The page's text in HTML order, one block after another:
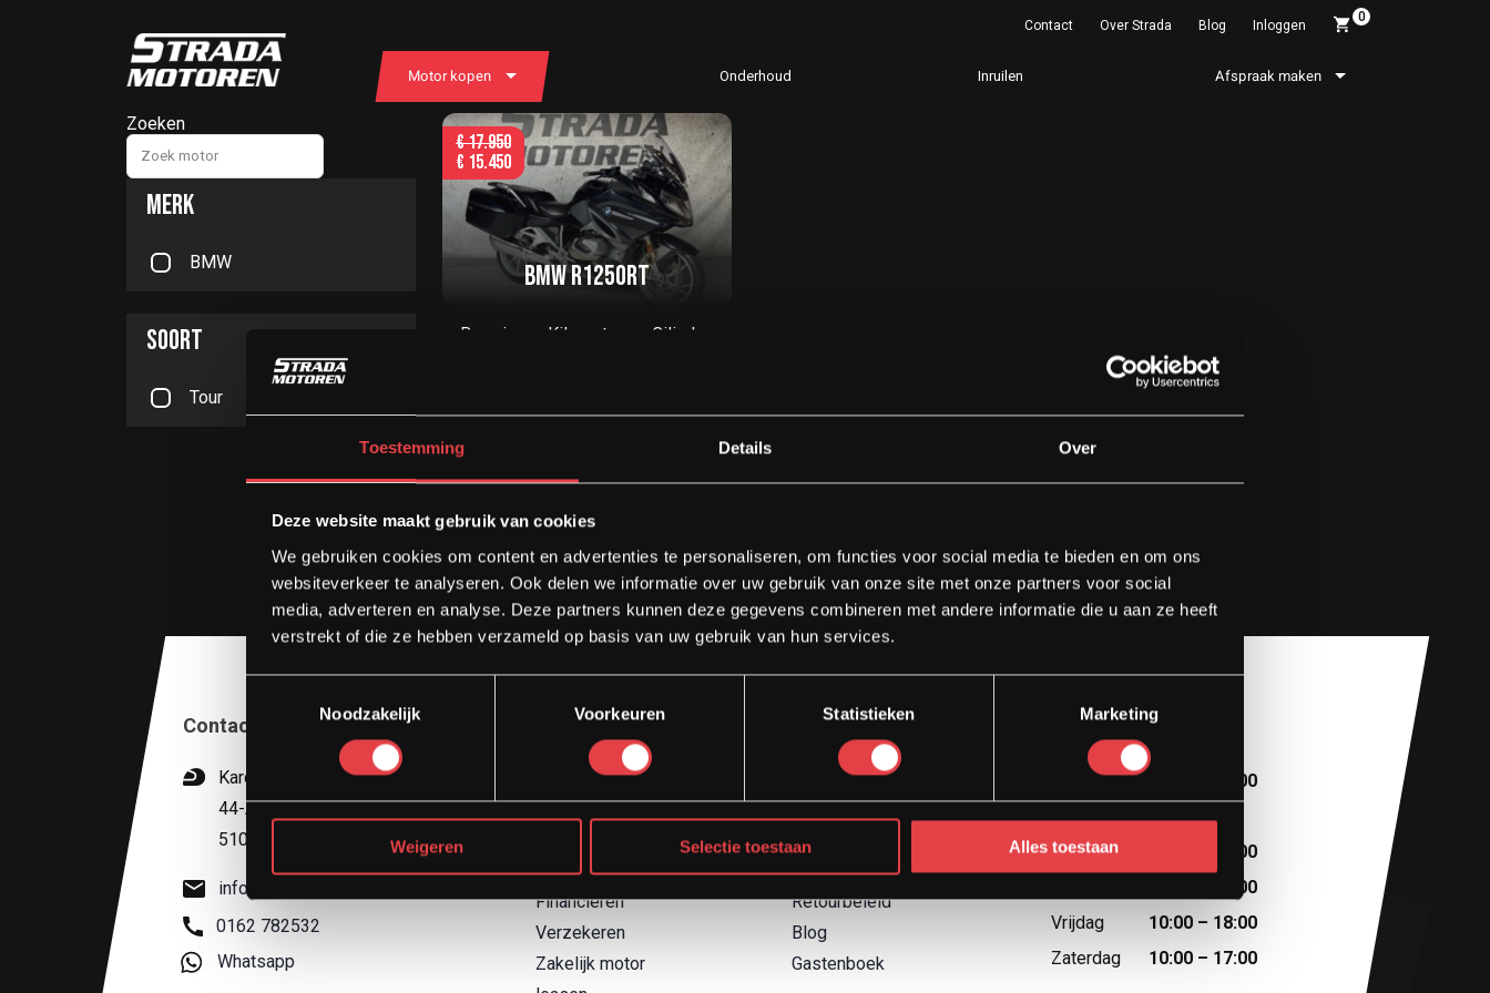
Toestemming Details Over
Deze website maakt gebruik van cookies
We gebruiken cookies om content en advertenties te personaliseren, om functies voor social media te bieden en om ons
websiteverkeer te analyseren. Ook delen we informatie over uw gebruik van onze site met onze partners voor social
media, adverteren en analyse. Deze partners kunnen deze gegevens combineren met andere informatie die u aan ze heeft
verstrekt of die ze hebben verzameld op basis van uw gebruik van hun services.
Noodzakelijk
Voorkeuren Statistieken Marketing
Weigeren Selectie toestaan Alles toestaan
Contact Over Strada Blog Inloggen
0
Motor kopen Onderhoud Inruilen Afspraak maken
Zoeken
MERK
BMW
SOORT
Tour
BMW R1250RT
Bouwjaar
Kilometers
Cilinder
Motor bekijken
€17.950
€ 15.450
Opslaan
Contact
Kardinaal van Rossumstraat
44-A
5104 HN Dongen
info@stradamotoren.nl
0162 782532
Whatsapp
Diensten
Afspraak showroom
Afspraak werkplaats
Motor inruilen
Financieren
Verzekeren
Zakelijk motor
Direct naar
Contact
Boek een proefrit
Over Strada
Garantievoorwaarden
Retourbeleid
Blog
Gastenboek
Openingstijden
Maandag
10:00 – 13:00
Dinsdag
Afspraak
Woensdag
10:00 – 18:00
10:00 – 18:00
Vrijdag
10:00 – 18:00
Zaterdag
10:00 – 17:00